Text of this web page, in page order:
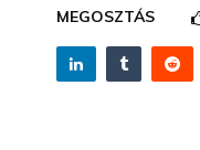
MEGOSZTÁS